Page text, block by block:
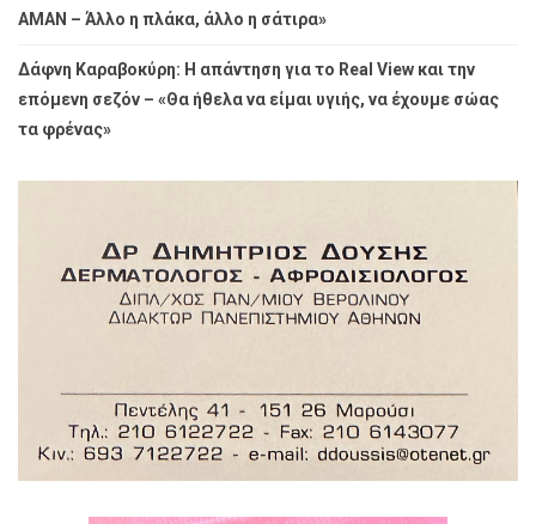
ΑΜΑΝ – Άλλο η πλάκα, άλλο η σάτιρα»
Δάφνη Καραβοκύρη: Η απάντηση για το Real View και την
επόμενη σεζόν – «Θα ήθελα να είμαι υγιής, να έχουμε σώας
τα φρένας»